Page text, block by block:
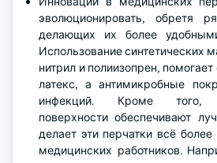
эволюционировать, обретя
делающих их более
Использование синтетических
нитрил и полиизопрен,
латекс, а антимикробные
инфекций. Кроме того,
поверхности обеспечивают
делает эти перчатки всё
медицинских работников.